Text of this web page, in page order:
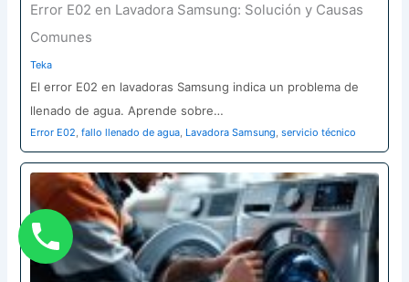
Error E02 en Lavadora Samsung: Solución y Causas
Comunes
Teka
El error E02 en lavadoras Samsung indica un problema de
llenado de agua. Aprende sobre…
Error E02,fallo llenado de agua, Lavadora Samsung,servicio técnico